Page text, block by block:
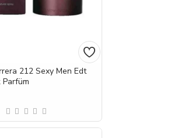
212 Sexy Men Edt
Parfüm